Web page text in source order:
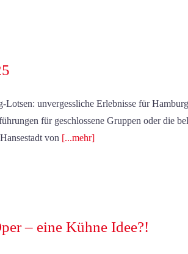
Lotsen: unvergessliche Erlebnisse für
für geschlossene Gruppen oder die
von [...mehr]
– eine Kühne Idee?!